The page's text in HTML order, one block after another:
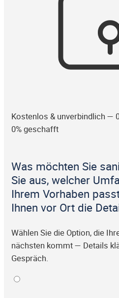
Kostenlos & unverbindlich —
0% geschafft
Was möchten Sie
Sie aus, welcher
Ihrem Vorhaben
Ihnen vor Ort die
Wählen Sie die Option, die
nächsten kommt — Details
Gespräch.